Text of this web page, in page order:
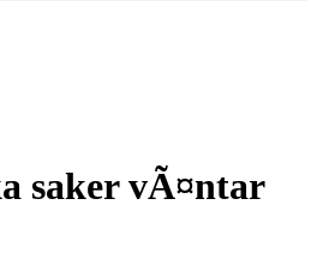
saker vÃ¤ntar